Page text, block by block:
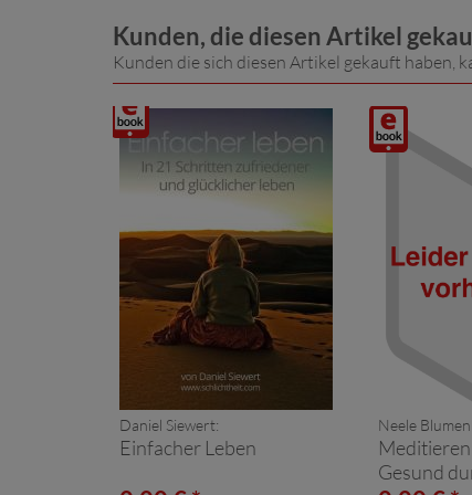
Kunden, die diesen Artikel
Kunden die sich diesen Artikel gekauft haben,
Digitalprodukt
/ E-
Book
Daniel Siewert:
Einfacher Leben
Digitalprodukt
/ E-
Neele
Gesund